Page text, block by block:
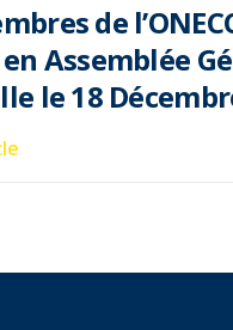
de
Assemblée
le 18